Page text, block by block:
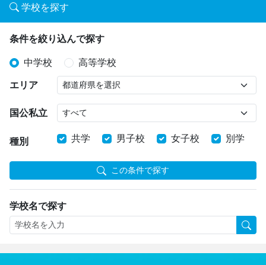
学校を探す
条件を絞り込んで探す
中学校 高等学校
エリア
国公私立
種別 共学 男子校 女子校 別学
この条件で探す
学校名で探す